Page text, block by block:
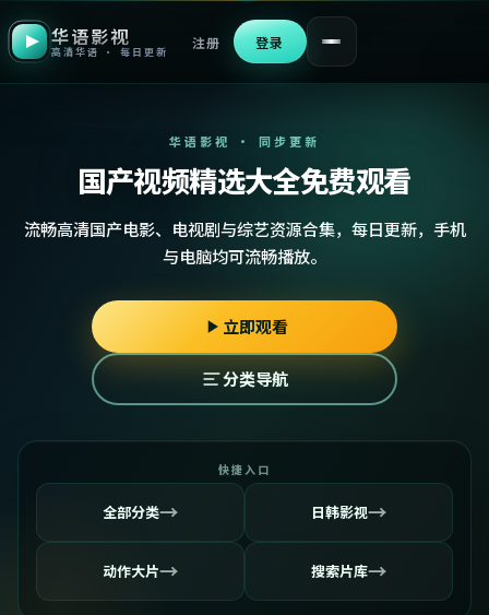
华语影视
高清华语 · 每日更新
注册 登录
华语影视 · 同步更新
国产视频精选大全免费观看
流畅高清国产电影、电视剧与综艺资源合集，每日更新，手机
与电脑均可流畅播放。
立即观看
分类导航
快捷入口
全部分类→ 日韩影视→
动作大片→ 搜索片库→